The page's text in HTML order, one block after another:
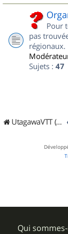
Pour
pas
régionaux.
Sujets : 47
UtagawaVTT (Randos VTT et VTTAE avec traces GPS)
Qui